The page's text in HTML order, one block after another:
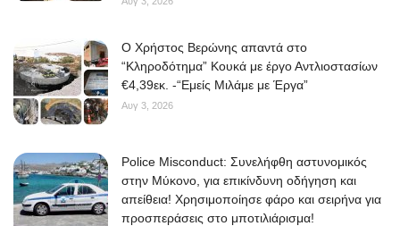
O Χρήστος Βερώνης απαντά στο
“Κληροδότημα” Κουκά με έργο Αντλιοστασίων
€4,39εκ. -“Εμείς Μιλάμε με Έργα”
Αυγ 3, 2026
Police Misconduct: Συνελήφθη αστυνομικός
στην Μύκονο, για επικίνδυνη οδήγηση και
απείθεια! Χρησιμοποίησε φάρο και σειρήνα για
προσπεράσεις στο μποτιλιάρισμα!